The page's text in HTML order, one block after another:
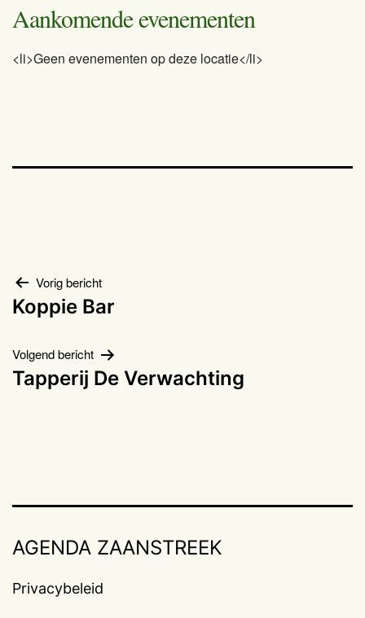
Aankomende evenementen
<li>Geen evenementen op deze locatie</li>
Bericht
navigatie
Vorig bericht
Koppie Bar
Volgend bericht
Tapperij De Verwachting
AGENDA ZAANSTREEK
Privacybeleid